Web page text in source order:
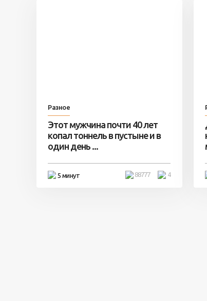
Разное
Этот мужчина почти 40 лет
копал тоннель в пустыне и в
один день ...
5 минут 4
88777